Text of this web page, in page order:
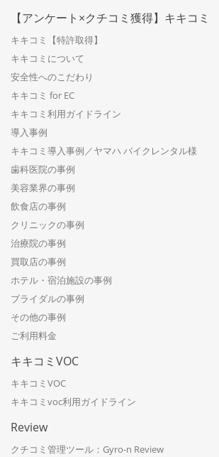
【アンケート×クチコミ獲得】キキコミ
キキコミ【特許取得】
キキコミについて
安全性へのこだわり
キキコミ for EC
キキコミ利用ガイドライン
導入事例
キキコミ導入事例／ヤマハ バイクレンタル様
歯科医院の事例
美容業界の事例
飲食店の事例
クリニックの事例
治療院の事例
買取店の事例
ホテル・宿泊施設の事例
ブライダルの事例
その他の事例
ご利用料金
キキコミVOC
キキコミVOC
キキコミvoc利用ガイドライン
Review
クチコミ管理ツール：Gyro-n Review